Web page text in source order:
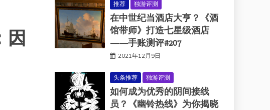
因
推荐 独游评测
在中世纪当酒店大亨？《酒
馆带师》打造七星级酒店
——手账测评#207
2021年12月9日
头条推荐 独游评测
如何成为优秀的阴间接线
员？《幽铃热线》为你揭晓